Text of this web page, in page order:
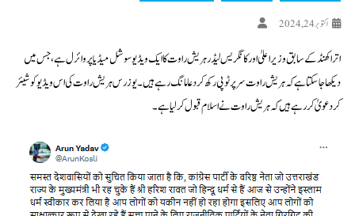
اکتوبر 24, 2024
اتراکھنڈ کے سابق وزیر اعلیٰ اور کانگریس لیڈر ہریش راوت کا ایک ویڈیو سوشل میڈیا پر وائرل ہے، جس میں
دیکھا جا سکتا ہے کہ ہریش راوت سر پر ٹوپی رکھ کر دعا مانگ رہے ہیں۔ یوزرس ہریش راوت کی اس ویڈیو کو شیئر
کر دعویٰ کر رہے ہیں کہ ہریش راوت نے اسلام قبول کر لیا ہے۔